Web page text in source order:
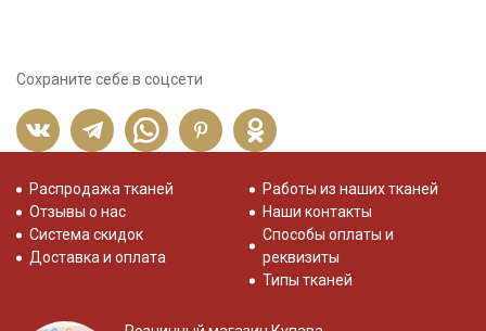
Сохраните себе в соцсети
Распродажа тканей
Отзывы о нас
Система скидок
Доставка и оплата
Работы из наших тканей
Наши контакты
Способы оплаты и
реквизиты
Типы тканей